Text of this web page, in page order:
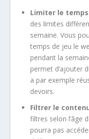
Limiter le temps
des limites
semaine. Vous
temps de jeu le
pendant la
permet d’ajouter
a par exemple
devoirs.
Filtrer le
filtres selon l’âge
pourra pas